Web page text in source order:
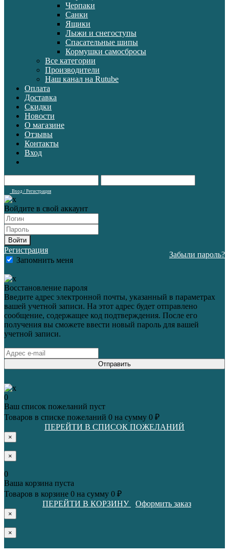
Черпаки
Санки
Ящики
Лыжи и снегоступы
Спасательные шипы
Кормушки самосбросы
Все категории
Производители
Наш канал на Rutube
Оплата
Доставка
Скидки
Новости
О магазине
Отзывы
Контакты
Вход
Вход / Регистрация
Войдите в свой аккаунт
Войти
Регистрация
Запомнить меня
Забыли пароль?
Восстановление пароля
Введите адрес электронной почты, указанный в параметрах
вашей учетной записи. На этот адрес будет отправлено
сообщение, содержащее код подтверждения. После его
получения вы сможете ввести новый пароль для вашей
учетной записи.
Отправить
0
Ваш список пожеланий пуст
Товаров в списке пожеланий 0 на сумму 0 ₽
ПЕРЕЙТИ В СПИСОК ПОЖЕЛАНИЙ
×
×
0
Ваша корзина пуста
Товаров в корзине 0 на сумму 0 ₽
ПЕРЕЙТИ В КОРЗИНУ
Оформить заказ
×
×